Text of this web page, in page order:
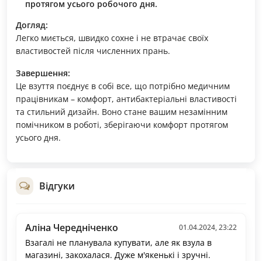
протягом усього робочого дня.
Догляд:
Легко миється, швидко сохне і не втрачає своїх
властивостей після численних прань.
Завершення:
Це взуття поєднує в собі все, що потрібно медичним
працівникам – комфорт, антибактеріальні властивості
та стильний дизайн. Воно стане вашим незамінним
помічником в роботі, зберігаючи комфорт протягом
усього дня.
Відгуки
Аліна Чередніченко 01.04.2024, 23:22
Взагалі не планувала купувати, але як взула в
магазині, закохалася. Дуже м'якенькі і зручні.